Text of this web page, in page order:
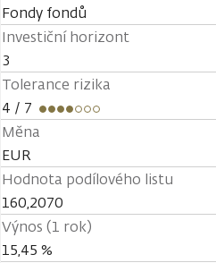
Fondy fondů
Investiční horizont
3
Tolerance rizika
4 / 7
Měna
EUR
Hodnota podílového listu
160,2070
Výnos (1 rok)
15,45 %